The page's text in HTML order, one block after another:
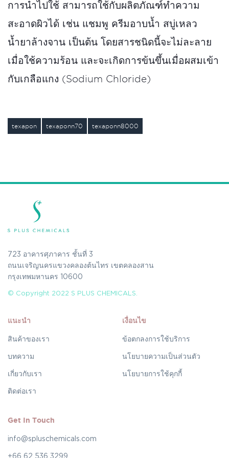
การนำไปใช้ สามารถใช้กับผลิตภัณฑ์ทำความ
สะอาดผิวได้ เช่น แชมพู ครีมอาบน้ำ สบู่เหลว
น้ำยาล้างจาน เป็นต้น โดยสารชนิดนี้จะไม่ละลาย
เมื่อใช้ความร้อน และจะเกิดการข้นขึ้นเมื่อผสมเข้า
กับเกลือแกง (Sodium Chloride)
texapon texaponn70 texaponn8000
723 อาคารศุภาคาร ชั้นที่ 3
ถนนเจริญนครแขวงคลองต้นไทร เขตคลองสาน
กรุงเทพมหานคร 10600
© Copyright 2022 S PLUS CHEMICALS.
แนะนำ
สินค้าของเรา
บทความ
เกี่ยวกับเรา
ติดต่อเรา
เงื่อนไข
ข้อตกลงการใช้บริการ
นโยบายความเป็นส่วนตัว
นโยบายการใช้คุกกี้
Get In Touch
info@spluschemicals.com